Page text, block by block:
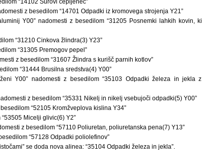
z besedilom “14701 Odpadki iz kromovega strojenja Y21”
Y00” nadomesti z besedilom “31205 Posnemki lahkih kovin, ki
“31210 Cinkova žlindra(3) Y23”
“31305 Premogov pepel”
z besedilom “31607 Žlindra s kurišč parnih kotlov”
“31444 Brusilna sredstva(4) Y00”
Y00” nadomesti z besedilom “35103 Odpadki železa in jekla z
z besedilom “35331 Nikelj in nikelj vsebujoči odpadki(5) Y00”
“52105 Kromžveplova kislina Y34”
Micelji glivic(6) Y2”
z besedilom “57110 Poliuretan, poliuretanska pena(7) Y13”
“57128 Odpadki poliolefinov”
se doda nova alinea: “35104 Odpadki železa in jekla”.